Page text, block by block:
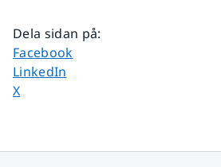
Dela sidan på:
Dela sidan på
Facebook
Dela sidan på
LinkedIn
Dela sidan på
X